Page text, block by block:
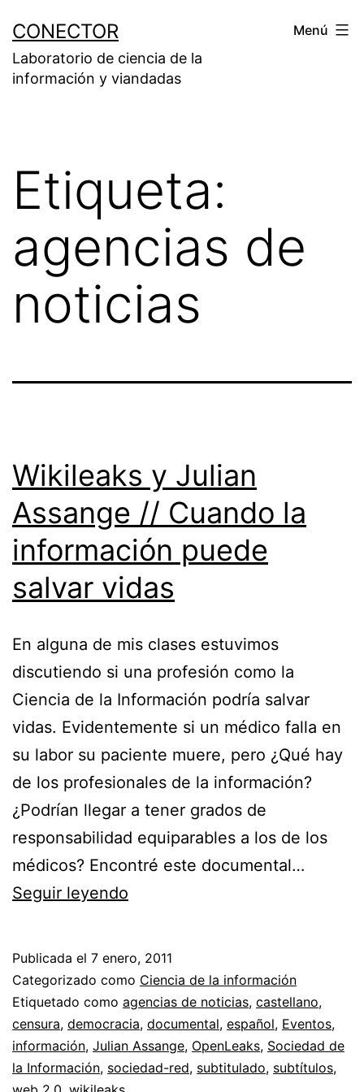
contenido
CONECTOR
Laboratorio de ciencia de la
información y viandadas
Menú
Etiqueta:
agencias de
noticias
Wikileaks y Julian
Assange // Cuando la
información puede
salvar vidas
En alguna de mis clases estuvimos
discutiendo si una profesión como la
Ciencia de la Información podría salvar
vidas. Evidentemente si un médico falla en
su labor su paciente muere, pero ¿Qué hay
de los profesionales de la información?
¿Podrían llegar a tener grados de
responsabilidad equiparables a los de los
médicos? Encontré este documental…
Seguir leyendo
Assange
//
Cuando
la
Publicada el 7 enero, 2011
Categorizado como Ciencia de la información
Etiquetado como agencias de noticias, castellano,
censura, democracia, documental, español, Eventos,
información, Julian Assange, OpenLeaks, Sociedad de
la Información, sociedad-red, subtitulado, subtítulos,